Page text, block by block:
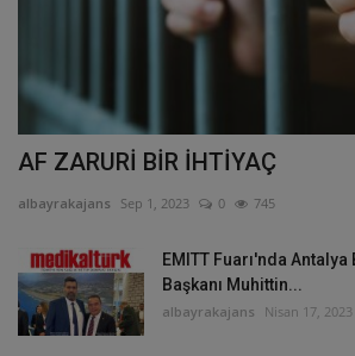
AF ZARURİ BİR İHTİYAÇ
albayrakajans Sep 1, 2023 0 745
EMITT Fuarı'nda
Başkanı Muhittin...
albayrakajans Nisan 17, 2023